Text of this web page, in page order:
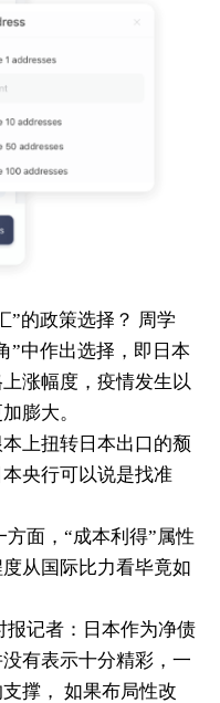
”的政策选择？ 周学
”中作出选择，即日本
涨幅度，疫情发生以
膨大。
上扭转日本出口的颓
央行可以说是找准
面，“成本利得”属性
从国际比力看毕竟如
报记者：日本作为净债
有表示十分精彩，一
撑， 如果布局性改